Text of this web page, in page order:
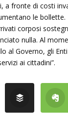
a fronte di costi
le
corposi
nulla. Al
al Governo, gli
ai cittadini”.